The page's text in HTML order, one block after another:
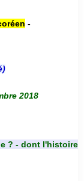
-
)
2018
? - dont l'histoire